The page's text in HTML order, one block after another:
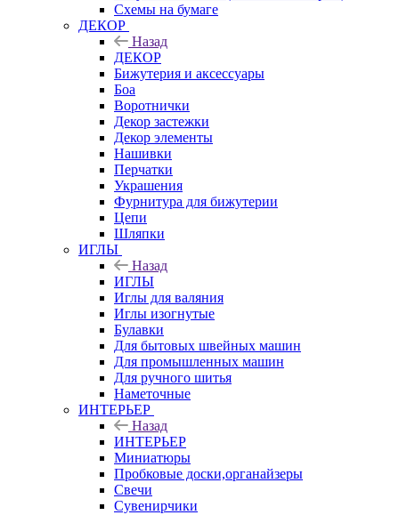
Схемы на бумаге
ДЕКОР
Назад
ДЕКОР
Бижутерия и аксессуары
Боа
Воротнички
Декор застежки
Декор элементы
Нашивки
Перчатки
Украшения
Фурнитура для бижутерии
Цепи
Шляпки
ИГЛЫ
Назад
ИГЛЫ
Иглы для валяния
Иглы изогнутые
Булавки
Для бытовых швейных машин
Для промышленных машин
Для ручного шитья
Наметочные
ИНТЕРЬЕР
Назад
ИНТЕРЬЕР
Миниатюры
Пробковые доски,органайзеры
Свечи
Сувенирчики